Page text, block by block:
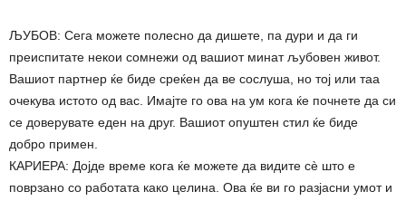
ЉУБОВ: Сега можете полесно да дишете, па дури и да ги
преиспитате некои сомнежи од вашиот минат љубовен живот.
Вашиот партнер ќе биде среќен да ве сослуша, но тој или таа
очекува истото од вас. Имајте го ова на ум кога ќе почнете да си
се доверувате еден на друг. Вашиот опуштен стил ќе биде
добро примен.
КАРИЕРА: Дојде време кога ќе можете да видите сè што е
поврзано со работата како целина. Ова ќе ви го разјасни умот и